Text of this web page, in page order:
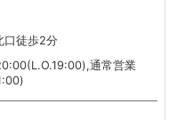
口徒歩2分
通常営業